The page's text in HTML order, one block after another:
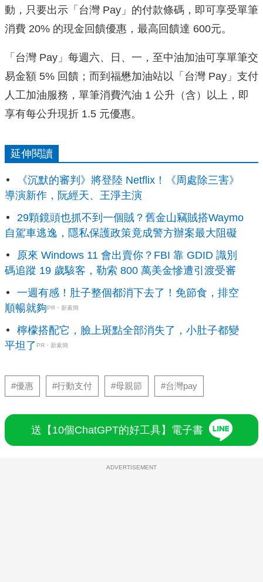
動，只要出示「台灣 Pay」的付款條碼，即可享受單筆
消費 20% 的現金回饋優惠，最高回饋達 600元。
「台灣 Pay」每週六、日、一，至中油加油可享單筆交
易金額 5% 回饋；而到福懋加油站以「台灣 Pay」支付
人工加油服務，單筆消費汽油 1 公升（含）以上，即
享有每公升現折 1.5 元優惠。
延伸閱讀
《沉默的審判》將登陸 Netflix！《周處除三害》
導演新作，阮經天、王淨主演
29顆鏡頭也抓不到一個賊？舊金山竊賊搭Waymo
自駕車逃逸，隱私保護政策竟成警方辦案最大阻礙
原來 Windows 11 會出賣你？FBI 靠 GDID 識別
碼追蹤 19 歲駭客，勒索 800 萬美金慘遭引渡受審
一週有感！肚子整個都消下去了！免節食，排空
順暢就夠PR・新素簡
檸檬搭配它，臉上斑點全部消失了，小肚子都變
平坦了 PR・新素簡
#優惠 #行動支付 #母親節 #台灣pay
送【10個ChatGPT的好工具】電子書
ADVERTISEMENT